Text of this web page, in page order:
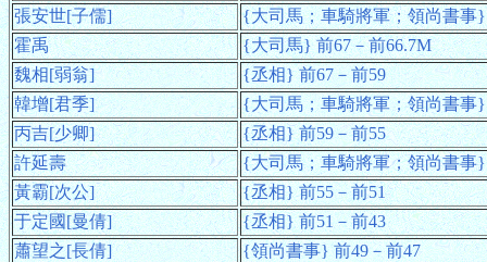
張安世[子儒]
{大司馬；車騎將軍；領尚書事}
霍禹
{大司馬} 前67－前66.7M
魏相[弱翁]
{丞相} 前67－前59
韓增[君季]
{大司馬；車騎將軍；領尚書事}
丙吉[少卿]
{丞相} 前59－前55
許延壽
{大司馬；車騎將軍；領尚書事}
黃霸[次公]
{丞相} 前55－前51
于定國[曼倩]
{丞相} 前51－前43
蕭望之[長倩]
{領尚書事} 前49－前47